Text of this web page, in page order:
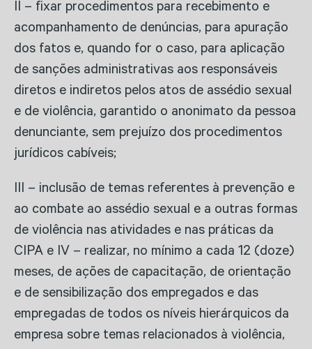
II – fixar procedimentos para recebimento e
acompanhamento de denúncias, para apuração
dos fatos e, quando for o caso, para aplicação
de sanções administrativas aos responsáveis
diretos e indiretos pelos atos de assédio sexual
e de violência, garantido o anonimato da pessoa
denunciante, sem prejuízo dos procedimentos
jurídicos cabíveis;
III – inclusão de temas referentes à prevenção e
ao combate ao assédio sexual e a outras formas
de violência nas atividades e nas práticas da
CIPA e IV – realizar, no mínimo a cada 12 (doze)
meses, de ações de capacitação, de orientação
e de sensibilização dos empregados e das
empregadas de todos os níveis hierárquicos da
empresa sobre temas relacionados à violência,